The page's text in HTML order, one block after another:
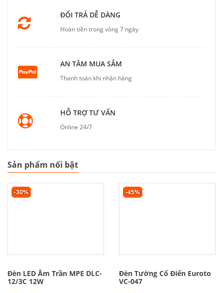
ĐỔI TRẢ DỄ DÀNG
Hoàn tiền trong vòng 7 ngày
AN TÂM MUA SẮM
Thanh toán khi nhận hàng
HỖ TRỢ TƯ VẤN
Online 24/7
Sản phẩm nổi bật
-30%
Đèn LED Âm Trần MPE DLC-
12/3C 12W
-45%
Đèn Tường Cổ Điển Euroto
VC-047